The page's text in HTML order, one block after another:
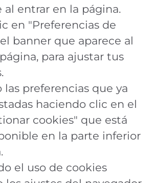
al entrar en la página.
en "Preferencias de
banner que aparece al
para ajustar tus
las preferencias que ya
haciendo clic en el
cookies" que está
en la parte inferior
el uso de cookies